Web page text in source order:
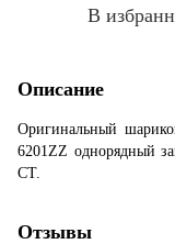
В
Описание
Оригинальный
6201ZZ однорядный
CT.
Отзывы